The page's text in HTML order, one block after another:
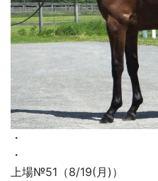
・
・
上場№51（8/19(月)）